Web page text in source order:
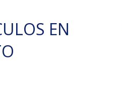
EN